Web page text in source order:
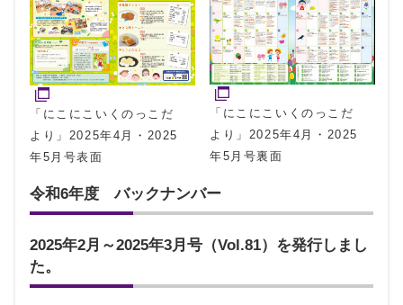
「にこにこいくのっこだ
より」2025年4月・2025
年5月号表面
「にこにこいくのっこだ
より」2025年4月・2025
年5月号裏面
令和6年度 バックナンバー
2025年2月～2025年3月号（Vol.81）を発行しまし
た。